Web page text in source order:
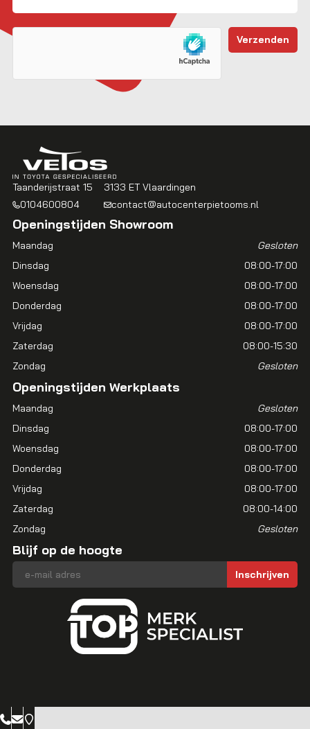
Taanderijstraat 15
3133 ET Vlaardingen
0104600804
contact@autocenterpietooms.nl
Openingstijden Showroom
Maandag
Gesloten
Dinsdag
08:00-17:00
Woensdag
08:00-17:00
Donderdag
08:00-17:00
Vrijdag
08:00-17:00
Zaterdag
08:00-15:30
Zondag
Gesloten
Openingstijden Werkplaats
Maandag
Gesloten
Dinsdag
08:00-17:00
Woensdag
08:00-17:00
Donderdag
08:00-17:00
Vrijdag
08:00-17:00
Zaterdag
08:00-14:00
Zondag
Gesloten
Blijf op de hoogte
E-mailadres